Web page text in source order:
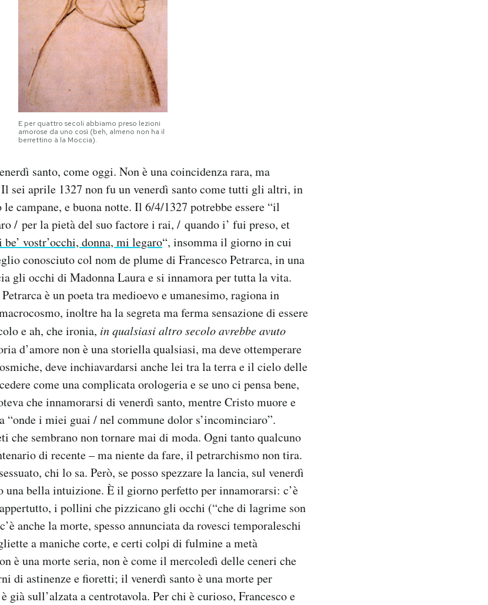
E per quattro secoli abbiamo preso lezioni
amorose da uno così (beh, almeno non ha il
berrettino à la Moccia).
santo, come oggi. Non è una coincidenza rara, ma
sei aprile 1327 non fu un venerdì santo come tutti gli altri, in
campane, e buona notte. Il 6/4/1327 potrebbe essere “il
/ per la pietà del suo factore i rai, / quando i’ fui preso, et
be’ vostr’occhi, donna, mi legaro“, insomma il giorno in cui
conosciuto col nom de plume di Francesco Petrarca, in una
gli occhi di Madonna Laura e si innamora per tutta la vita.
è un poeta tra medioevo e umanesimo, ragiona in
inoltre ha la segreta ma ferma sensazione di essere
e ah, che ironia, in qualsiasi altro secolo avrebbe avuto
d’amore non è una storiella qualsiasi, ma deve ottemperare
deve inchiavardarsi anche lei tra la terra e il cielo delle
come una complicata orologeria e se uno ci pensa bene,
che innamorarsi di venerdì santo, mentre Cristo muore e
“onde i miei guai / nel commune dolor s’incominciaro”.
che sembrano non tornare mai di moda. Ogni tanto qualcuno
di recente – ma niente da fare, il petrarchismo non tira.
chi lo sa. Però, se posso spezzare la lancia, sul venerdì
una bella intuizione. È il giorno perfetto per innamorarsi: c’è
i pollini che pizzicano gli occhi (“che di lagrime son
anche la morte, spesso annunciata da rovesci temporaleschi
a maniche corte, e certi colpi di fulmine a metà
è una morte seria, non è come il mercoledì delle ceneri che
di astinenze e fioretti; il venerdì santo è una morte per
già sull’alzata a centrotavola. Per chi è curioso, Francesco e